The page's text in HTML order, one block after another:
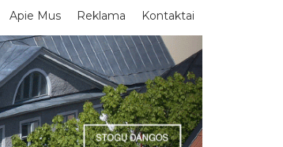
Apie Mus Reklama Kontaktai